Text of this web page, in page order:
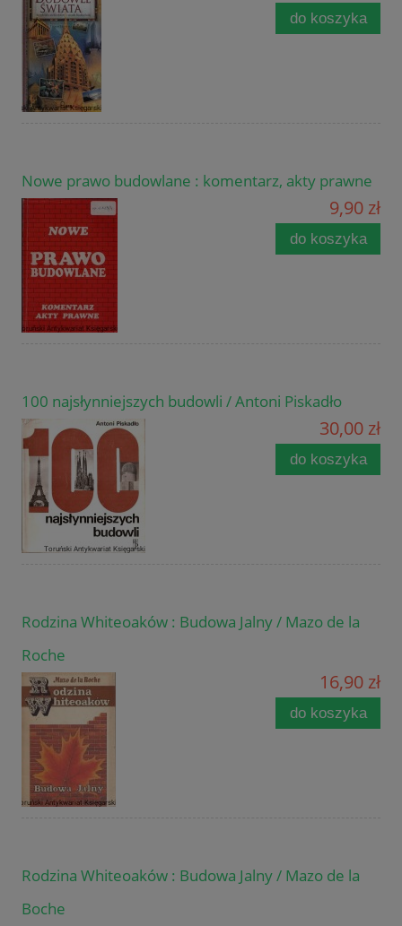
do koszyka
Nowe prawo budowlane : komentarz, akty prawne
9,90 zł
do koszyka
100 najsłynniejszych budowli / Antoni Piskadło
30,00 zł
do koszyka
Rodzina Whiteoaków : Budowa Jalny / Mazo de la
Roche
16,90 zł
do koszyka
Rodzina Whiteoaków : Budowa Jalny / Mazo de la
Boche